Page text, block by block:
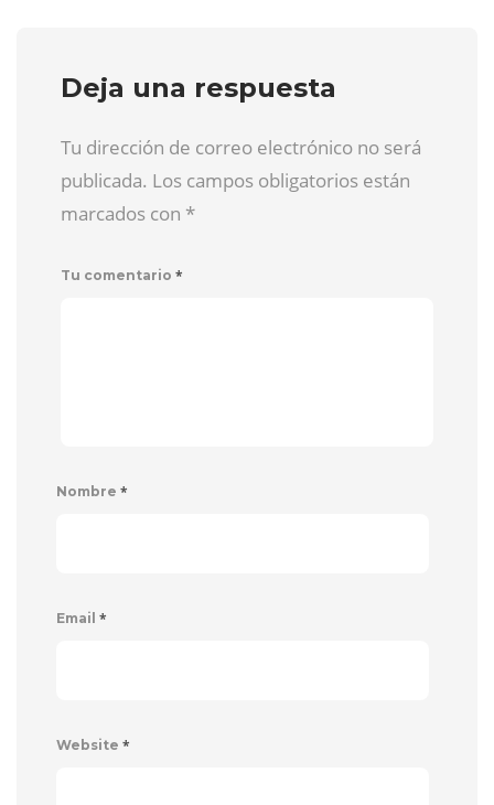
Deja una respuesta
Tu dirección de correo electrónico no será
publicada. Los campos obligatorios están
marcados con *
Tu comentario *
Nombre *
Email *
Website *